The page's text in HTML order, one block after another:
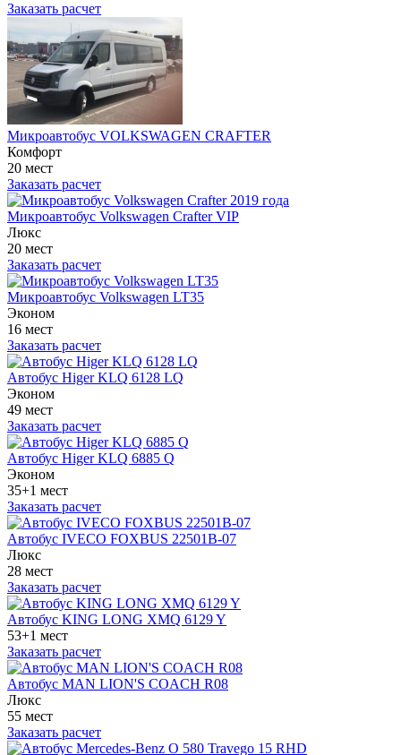
Заказать расчет
Микроавтобус VOLKSWAGEN CRAFTER
Комфорт
20 мест
Заказать расчет
Микроавтобус Volkswagen Crafter VIP
Люкс
20 мест
Заказать расчет
Микроавтобус Volkswagen LT35
Эконом
16 мест
Заказать расчет
Автобус Higer KLQ 6128 LQ
Эконом
49 мест
Заказать расчет
Автобус Higer KLQ 6885 Q
Эконом
35+1 мест
Заказать расчет
Автобус IVECO FOXBUS 22501В-07
Люкс
28 мест
Заказать расчет
Автобус KING LONG XMQ 6129 Y
53+1 мест
Заказать расчет
Автобус MAN LION'S COACH R08
Люкс
55 мест
Заказать расчет